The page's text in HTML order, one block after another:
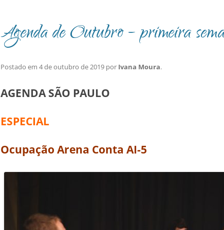
Agenda de Outubro – primeira
Postado em 4 de outubro de 2019 por Ivana Moura.
AGENDA SÃO PAULO
ESPECIAL
Ocupação Arena Conta AI-5